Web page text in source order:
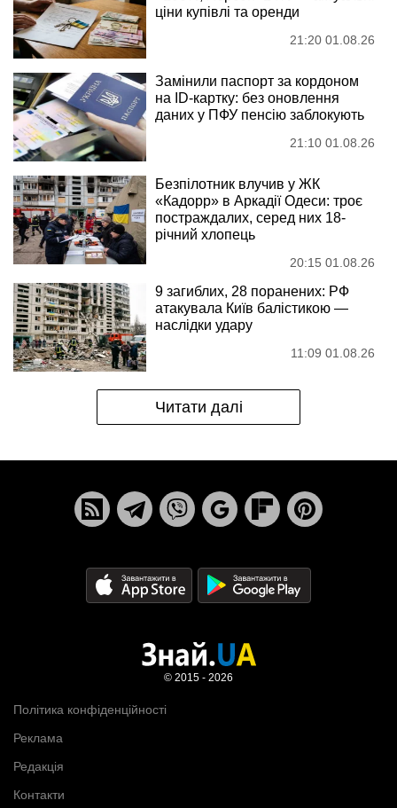
ціни купівлі та оренди
21:20 01.08.26
Замінили паспорт за кордоном
на ID-картку: без оновлення
даних у ПФУ пенсію заблокують
21:10 01.08.26
Безпілотник влучив у ЖК
«Кадорр» в Аркадії Одеси: троє
постраждалих, серед них 18-
річний хлопець
20:15 01.08.26
9 загиблих, 28 поранених: РФ
атакувала Київ балістикою —
наслідки удару
11:09 01.08.26
Читати далі
Політика конфіденційності
Реклама
Редакція
Контакти
© 2015 - 2026